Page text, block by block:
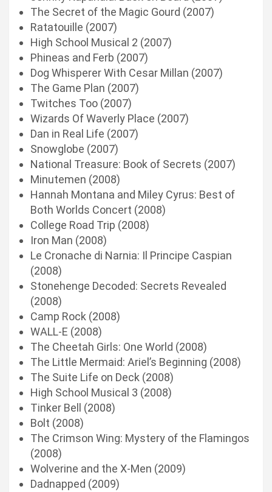
The Secret of the Magic Gourd (2007)
Ratatouille (2007)
High School Musical 2 (2007)
Phineas and Ferb (2007)
Dog Whisperer With Cesar Millan (2007)
The Game Plan (2007)
Twitches Too (2007)
Wizards Of Waverly Place (2007)
Dan in Real Life (2007)
Snowglobe (2007)
National Treasure: Book of Secrets (2007)
Minutemen (2008)
Hannah Montana and Miley Cyrus: Best of
Both Worlds Concert (2008)
College Road Trip (2008)
Iron Man (2008)
Le Cronache di Narnia: Il Principe Caspian
(2008)
Stonehenge Decoded: Secrets Revealed
(2008)
Camp Rock (2008)
WALL-E (2008)
The Cheetah Girls: One World (2008)
The Little Mermaid: Ariel’s Beginning (2008)
The Suite Life on Deck (2008)
High School Musical 3 (2008)
Tinker Bell (2008)
Bolt (2008)
The Crimson Wing: Mystery of the Flamingos
(2008)
Wolverine and the X-Men (2009)
Dadnapped (2009)